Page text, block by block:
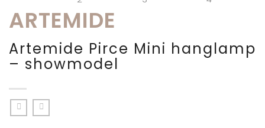
Artemide Pirce Mini hanglamp
– showmodel
ARTEMIDE